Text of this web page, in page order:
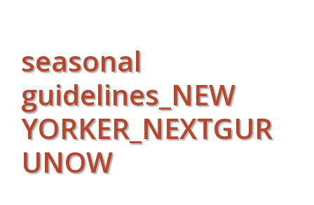
seasonal
guidelines_NEW
YORKER_NEXTGUR
UNOW